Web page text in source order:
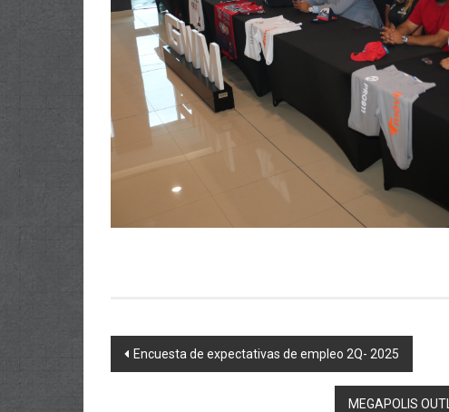
Navegación
Encuesta de expectativas de empleo 2Q- 2025
MEGAPOLIS